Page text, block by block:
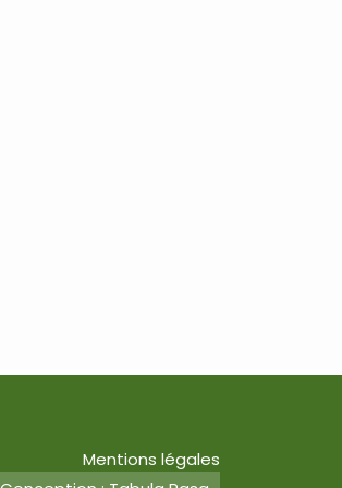
Mentions légales